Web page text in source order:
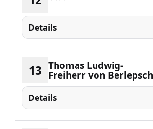
Details
13 Thomas Ludwig-
Freiherr von Berlepsch
Details